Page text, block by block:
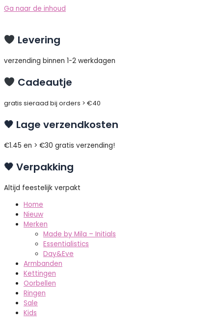
Ga naar de inhoud
Levering
verzending binnen 1-2 werkdagen
Cadeautje
gratis sieraad bij orders > €40
🖤 Lage verzendkosten
€1.45 en > €30 gratis verzending!
🖤 Verpakking
Altijd feestelijk verpakt
Home
Nieuw
Merken
Made by Mila – Initials
Essentialistics
Day&Eve
Armbanden
Kettingen
Oorbellen
Ringen
Sale
Kids